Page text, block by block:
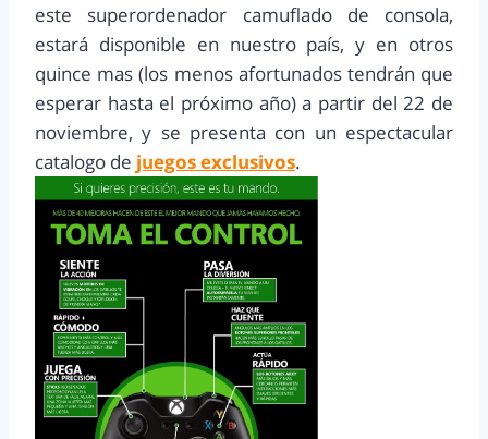
este superordenador camuflado de consola,
estará disponible en nuestro país, y en otros
quince mas (los menos afortunados tendrán que
esperar hasta el próximo año) a partir del 22 de
noviembre, y se presenta con un espectacular
catalogo de juegos exclusivos.